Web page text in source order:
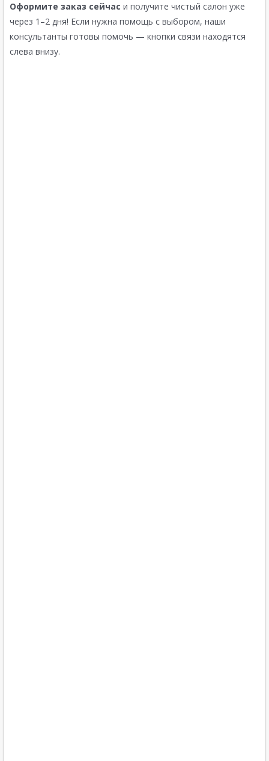
Оформите заказ сейчас и получите чистый салон уже
через 1–2 дня! Если нужна помощь с выбором, наши
консультанты готовы помочь — кнопки связи находятся
слева внизу.